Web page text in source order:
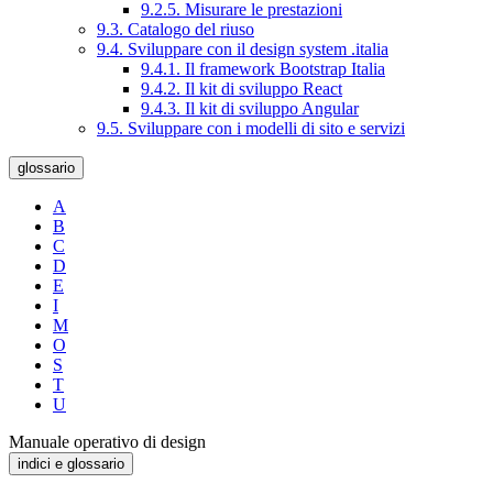
9.2.5. Misurare le prestazioni
9.3. Catalogo del riuso
9.4. Sviluppare con il design system .italia
9.4.1. Il framework Bootstrap Italia
9.4.2. Il kit di sviluppo React
9.4.3. Il kit di sviluppo Angular
9.5. Sviluppare con i modelli di sito e servizi
glossario
A
B
C
D
E
I
M
O
S
T
U
Manuale operativo di design
indici e glossario